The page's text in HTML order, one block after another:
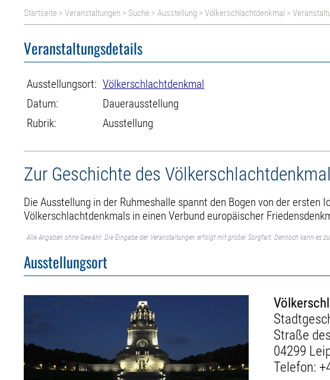
Startseite >Veranstaltungen > Suche >Ausstellung >Völkerschlachtdenkmal >
Veranstaltungsdetails
Ausstellungsort: Völkerschlachtdenkmal
Datum:
Dauerausstellung
Rubrik:
Ausstellung
Zur Geschichte des
Die Ausstellung in der Ruhmeshalle spannt den Bogen von der
Völkerschlachtdenkmals in einen Verbund europäischer
Alle Angaben ohne Gewähr. Die Eingabe der Veranstaltungen erfolgt mit großer Sorgfalt. Dennoch kann es
Ausstellungsort
Straße
04299
Telefon: